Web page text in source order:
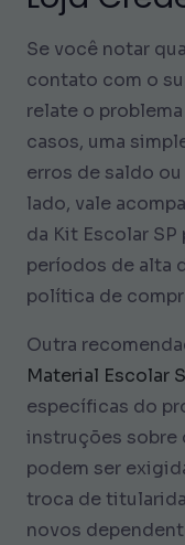
Se você notar
contato com o
relate o
casos, uma
erros de saldo
lado, vale
da Kit Escolar
períodos de alta
política de
Outra
Material Escolar
específicas do
instruções sobre
podem ser
troca de
novos